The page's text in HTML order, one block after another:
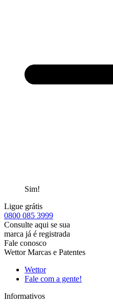
Sim!
Ligue grátis
0800 085 3999
Consulte aqui se sua
marca já é registrada
Fale conosco
Wettor Marcas e Patentes
Wettor
Fale com a gente!
Informativos